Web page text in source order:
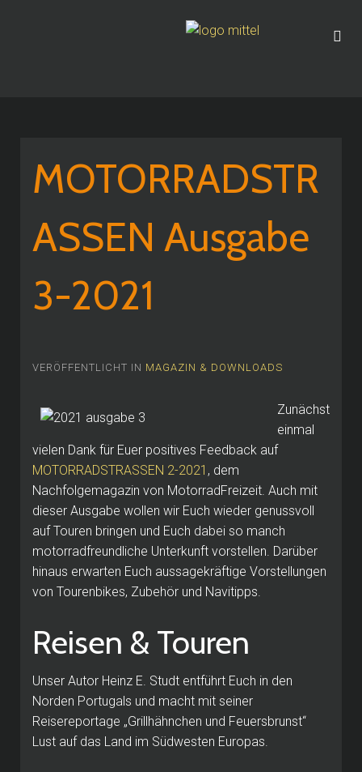
MOTORRADSTR
ASSEN Ausgabe
3-2021
VERÖFFENTLICHT IN MAGAZIN & DOWNLOADS
Zunächst
einmal
vielen Dank für Euer positives Feedback auf
MOTORRADSTRASSEN 2-2021 , dem
Nachfolgemagazin von MotorradFreizeit. Auch mit
dieser Ausgabe wollen wir Euch wieder genussvoll
auf Touren bringen und Euch dabei so manch
motorradfreundliche Unterkunft vorstellen. Darüber
hinaus erwarten Euch aussagekräftige Vorstellungen
von Tourenbikes, Zubehör und Navitipps.
Reisen & Touren
Unser Autor Heinz E. Studt entführt Euch in den
Norden Portugals und macht mit seiner
Reisereportage „Grillhähnchen und Feuersbrunst“
Lust auf das Land im Südwesten Europas.